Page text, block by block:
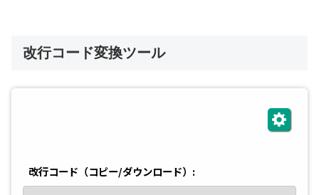
改行コード変換ツール
改行コード（コピー/ダウンロード）: